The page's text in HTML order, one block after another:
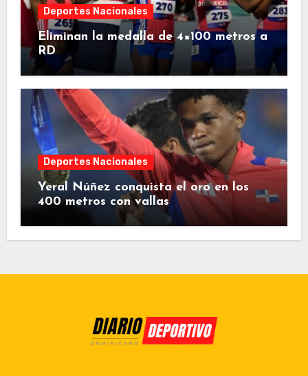
Deportes Nacionales
Eliminan la medalla de 4×100 metros a
RD
Deportes Nacionales
Yeral Núñez conquista el oro en los
400 metros con vallas